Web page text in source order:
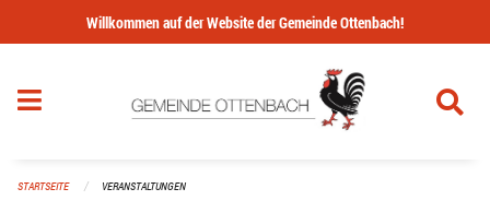
Navigation überspringen
Willkommen auf der Website der Gemeinde Ottenbach!
STARTSEITE VERANSTALTUNGEN